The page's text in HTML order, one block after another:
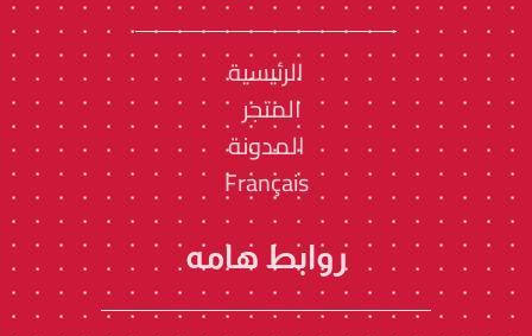
الرئيسية
المتجر
المدونة
Français
روابط هامه